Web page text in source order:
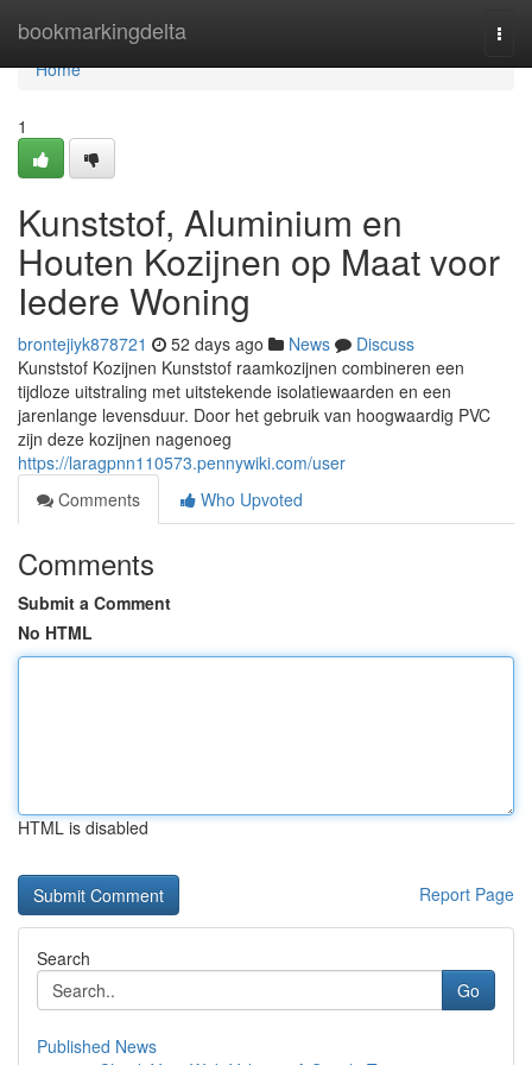
bookmarkingdelta
Home
Home
1
Kunststof, Aluminium en
Houten Kozijnen op Maat voor
Iedere Woning
brontejiyk878721 52 days ago News
Discuss
Kunststof Kozijnen Kunststof raamkozijnen combineren een
tijdloze uitstraling met uitstekende isolatiewaarden en een
jarenlange levensduur. Door het gebruik van hoogwaardig PVC
zijn deze kozijnen nagenoeg
https://laragpnn110573.pennywiki.com/user
Comments
Who Upvoted
Comments
Submit a Comment
No HTML
HTML is disabled
Report Page
Search
Go
Published News